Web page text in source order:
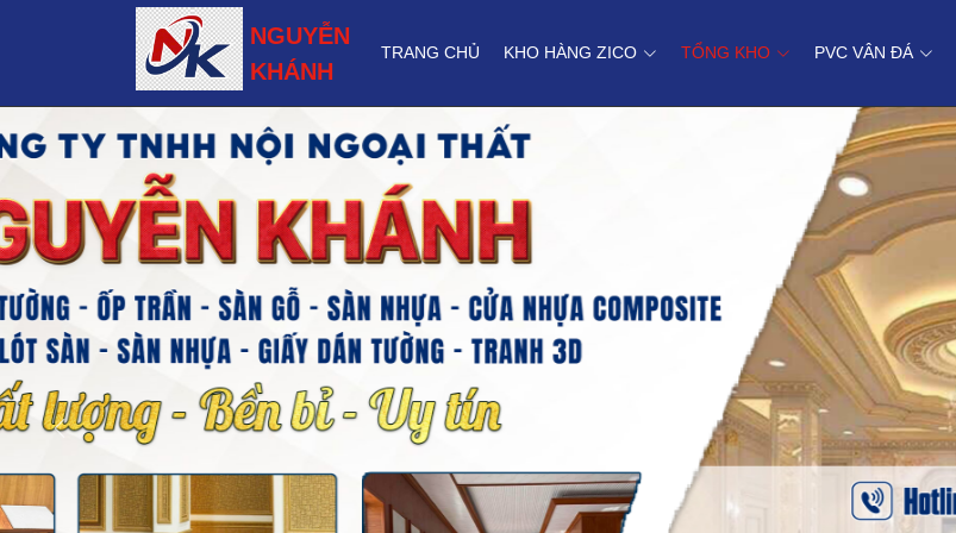
NGUYỄN
KHÁNH
TRANG CHỦ KHO HÀNG ZICO TỔNG KHO PVC VÂN ĐÁ